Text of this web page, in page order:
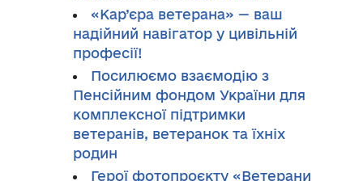
«Кар’єра ветерана» — ваш
надійний навігатор у цивільній
професії!
Посилюємо взаємодію з
Пенсійним фондом України для
комплексної підтримки
ветеранів, ветеранок та їхніх
родин
Герої фотопроєкту «Ветерани